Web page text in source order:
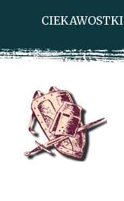
CIEKAWOSTKI